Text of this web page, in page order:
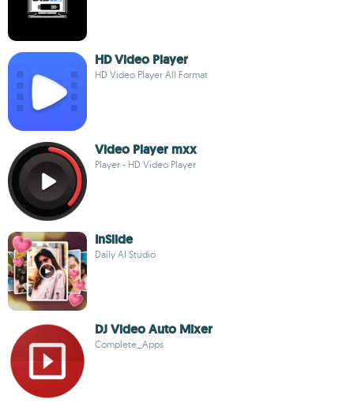
HD Video Player
HD Video Player All Format
Video Player mxx
Player - HD Video Player
InSlide
Daily AI Studio
DJ Video Auto Mixer
Complete_Apps